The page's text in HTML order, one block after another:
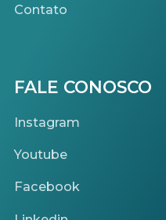
Contato
FALE CONOSCO
Instagram
Youtube
Facebook